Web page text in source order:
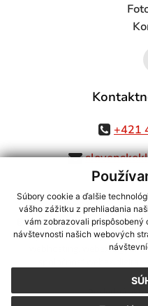
Súbory cookie a ďalšie
vášho zážitku z prehliadania
vám zobrazovali prispôsobený
návštevnosti našich webových
+421
využite možnosť získavania
CMS systém (redakčný) systém
webex.digital,
Posledná